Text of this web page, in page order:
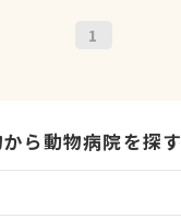
1
ら動物病院を探す